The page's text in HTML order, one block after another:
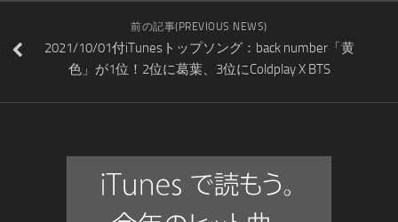
前の記事(PREVIOUS NEWS)
2021/10/01付iTunesトップソング：back number「黄
色」が1位！2位に葛葉、3位にColdplay X BTS